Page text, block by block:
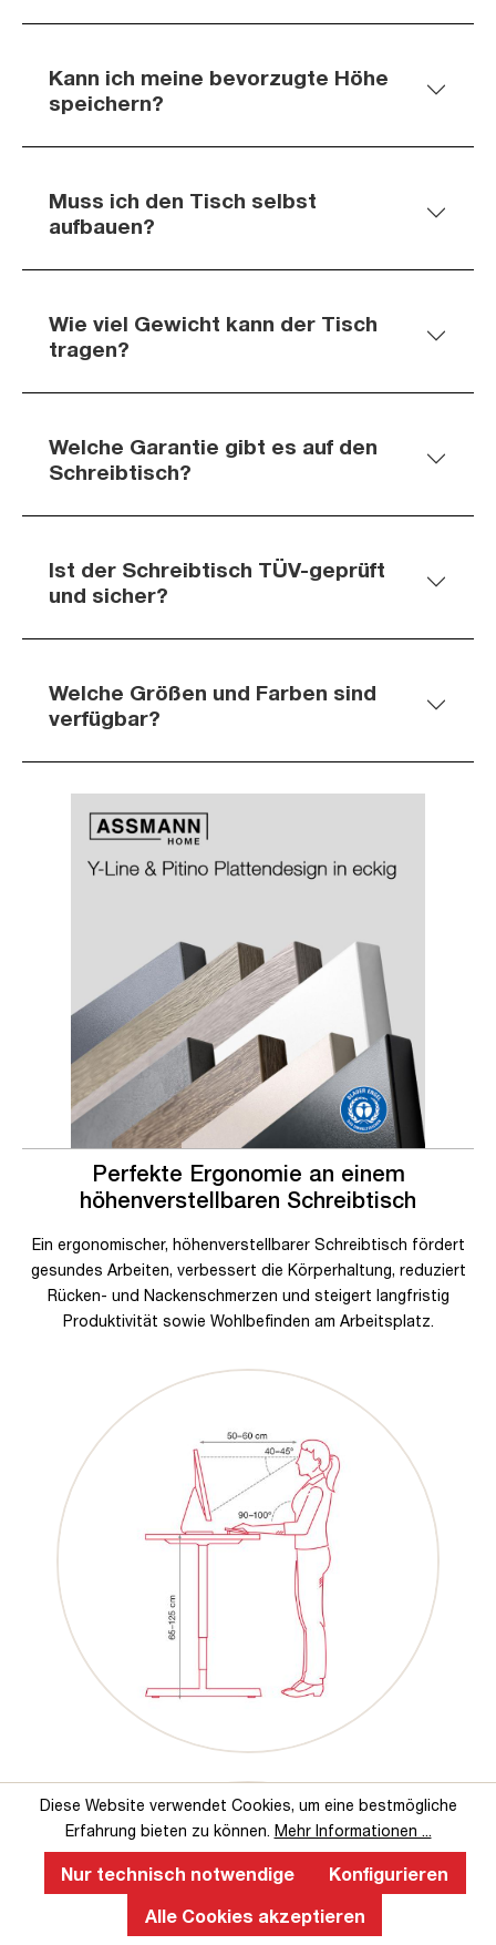
Kann ich meine bevorzugte Höhe
speichern?
Muss ich den Tisch selbst
aufbauen?
Wie viel Gewicht kann der Tisch
tragen?
Welche Garantie gibt es auf den
Schreibtisch?
Ist der Schreibtisch TÜV-geprüft
und sicher?
Welche Größen und Farben sind
verfügbar?
Perfekte Ergonomie an einem
höhenverstellbaren Schreibtisch
Ein ergonomischer, höhenverstellbarer Schreibtisch fördert
gesundes Arbeiten, verbessert die Körperhaltung, reduziert
Rücken- und Nackenschmerzen und steigert langfristig
Produktivität sowie Wohlbefinden am Arbeitsplatz.
Diese Website verwendet Cookies, um eine bestmögliche
Erfahrung bieten zu können. Mehr Informationen ...
Nur technisch notwendige
Konfigurieren
Alle Cookies akzeptieren